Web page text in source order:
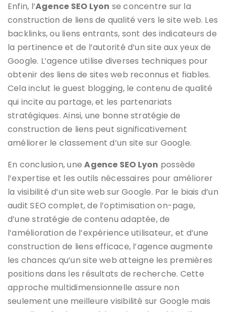
Enfin, l’Agence SEO Lyon se concentre sur la
construction de liens de qualité vers le site web. Les
backlinks, ou liens entrants, sont des indicateurs de
la pertinence et de l’autorité d’un site aux yeux de
Google. L’agence utilise diverses techniques pour
obtenir des liens de sites web reconnus et fiables.
Cela inclut le guest blogging, le contenu de qualité
qui incite au partage, et les partenariats
stratégiques. Ainsi, une bonne stratégie de
construction de liens peut significativement
améliorer le classement d’un site sur Google.
En conclusion, uneAgence SEO Lyon possède
l’expertise et les outils nécessaires pour améliorer
la visibilité d’un site web sur Google. Par le biais d’un
audit SEO complet, de l’optimisation on-page,
d’une stratégie de contenu adaptée, de
l’amélioration de l’expérience utilisateur, et d’une
construction de liens efficace, l’agence augmente
les chances qu’un site web atteigne les premières
positions dans les résultats de recherche. Cette
approche multidimensionnelle assure non
seulement une meilleure visibilité sur Google mais